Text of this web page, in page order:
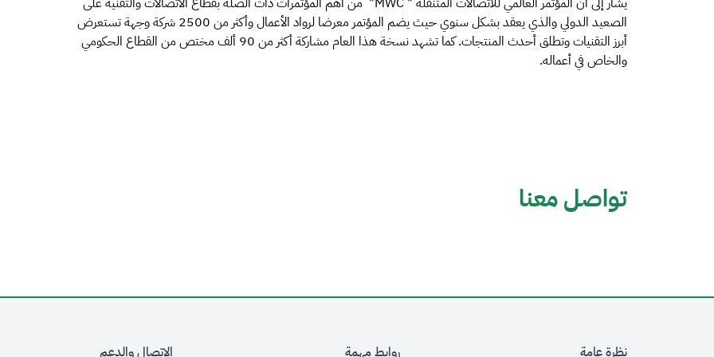
الصعيد الدولي والذي يعقد بشكل سنوي حيث يضم المؤتمر معرضا لرواد الأعمال وأكثر من 2500 شركة وجهة تستعرض
أبرز التقنيات وتطلق أحدث المنتجات. كما تشهد نسخة هذا العام مشاركة أكثر من 90 ألف مختص من القطاع الحكومي
والخاص في أعماله.
تواصل معنا
نظرة عامة روابط مهمة الاتصال والدعم